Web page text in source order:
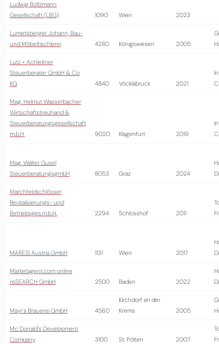
Ludwig Boltzmann
Gesellschaft (LBG)
1090 Wien 2023
Lumetsberger Johann, Bau-
und Möbeltischlerei
4280 Königswiesen 2005
Lutz + Achleitner
Steuerberater GmbH & Co
KG
4840 Vöcklabruck 2021
Mag. Helmut Wasserbacher
Wirtschaftstreuhand &
Steuerberatungsgesellschaft
m.b.H.
9020 Klagenfurt 2019
Mag. Walter Gusel
SteuerberatungsgmbH
8053 Graz 2024
Marchfeldschlösser
Revitalisierungs- und
Betriebsges.m.b.H.
2294 Schlosshof 2011
MARESI Austria GmbH 1131 Wien 2017
Marketagent.com online
reSEARCH GmbH
2500 Baden 2022
Mayr's Brauerei GmbH 4560
Kirchdorf an der
Krems
2005
Mc Donald´s Development
Company
3100 St. Pölten 2007